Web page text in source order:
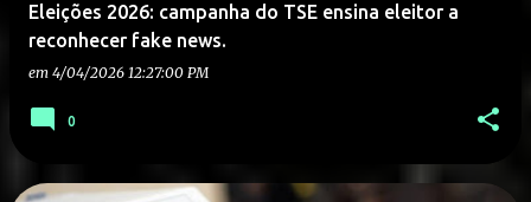
Eleições 2026: campanha do TSE ensina eleitor a
reconhecer fake news.
em 4/04/2026 12:27:00 PM
0